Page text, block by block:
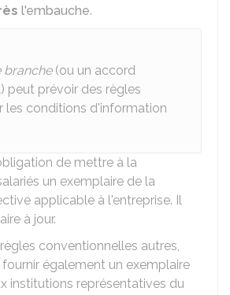
l'embauche.
branche(ou un accord
peut prévoir des règles
les conditions d'information
de mettre à la
un exemplaire de la
applicable à l'entreprise. Il
à jour.
conventionnelles autres,
également un exemplaire
institutions représentatives du